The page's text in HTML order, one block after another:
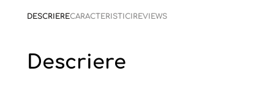
DESCRIERECARACTERISTICI REVIEWS
Descriere